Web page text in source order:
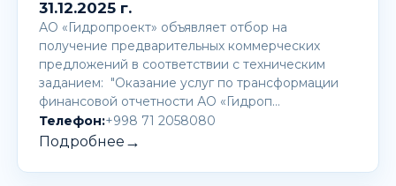
31.12.2025 г.
АО «Гидропроект» объявляет отбор на
получение предварительных коммерческих
предложений в соответствии с техническим
заданием: "Оказание услуг по трансформации
финансовой отчетности АО «Гидроп…
Телефон:+998 71 2058080
Подробнее →